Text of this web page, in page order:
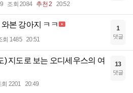
조회 2084 추천 2 20:52
본 강아지 ㅋㅋ
회 1485 20:51
1
댓글
) 지도로 보는 오디세우스의 여
회 2201 20:49
13
댓글